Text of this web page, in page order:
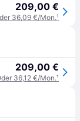
209,00 €
36,09 €/Mon.¹
209,00 €
36,12 €/Mon.¹